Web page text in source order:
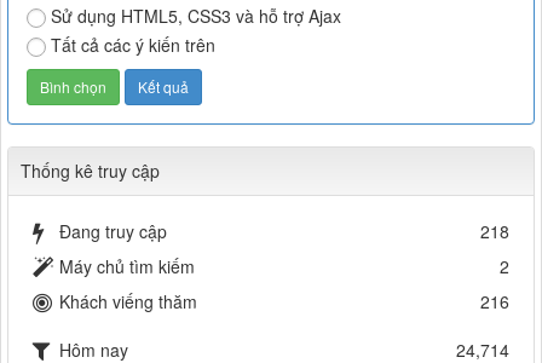
Sử dụng HTML5, CSS3 và hỗ trợ Ajax
Tất cả các ý kiến trên
Thống kê truy cập
Đang truy cập
218
Máy chủ tìm kiếm
2
Khách viếng thăm
216
Hôm nay
24,714